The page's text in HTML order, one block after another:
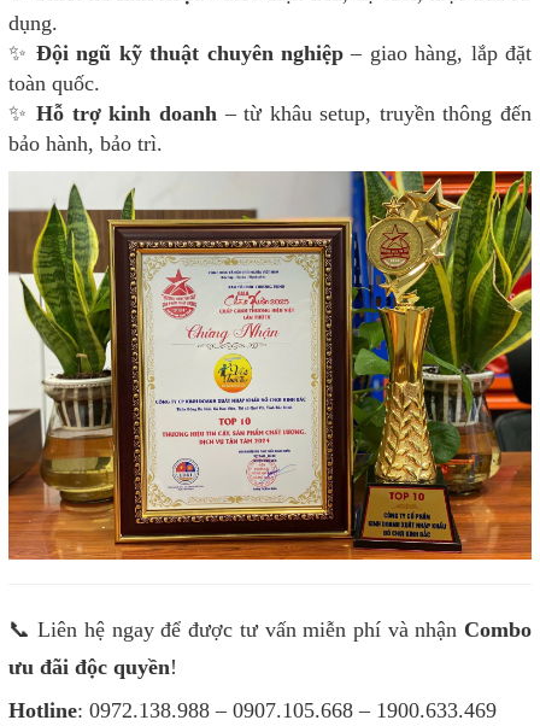
dụng.
✨ Đội ngũ kỹ thuật chuyên nghiệp– giao hàng, lắp đặt
toàn quốc.
✨Hỗ trợ kinh doanh– từ khâu setup, truyền thông đến
bảo hành, bảo trì.
📞 Liên hệ ngay để được tư vấn miễn phí và nhận Combo
ưu đãi độc quyền!
Hotline: 0972.138.988 – 0907.105.668 – 1900.633.469